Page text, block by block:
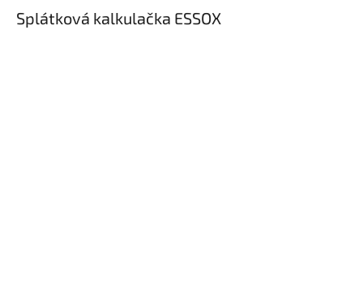
Splátková kalkulačka ESSOX